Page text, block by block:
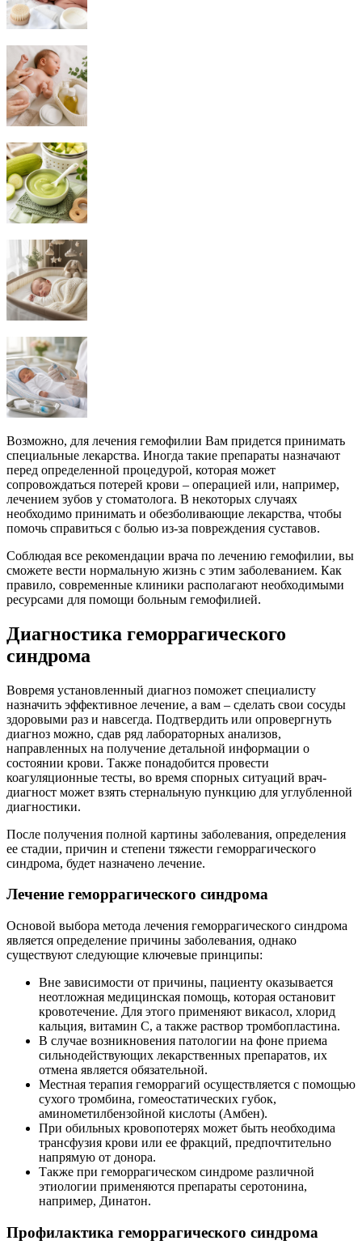
Возможно, для лечения гемофилии Вам придется принимать
специальные лекарства. Иногда такие препараты назначают
перед определенной процедурой, которая может
сопровождаться потерей крови – операцией или, например,
лечением зубов у стоматолога. В некоторых случаях
необходимо принимать и обезболивающие лекарства, чтобы
помочь справиться с болью из-за повреждения суставов.
Соблюдая все рекомендации врача по лечению гемофилии, вы
сможете вести нормальную жизнь с этим заболеванием. Как
правило, современные клиники располагают необходимыми
ресурсами для помощи больным гемофилией.
Диагностика геморрагического
синдрома
Вовремя установленный диагноз поможет специалисту
назначить эффективное лечение, а вам – сделать свои сосуды
здоровыми раз и навсегда. Подтвердить или опровергнуть
диагноз можно, сдав ряд лабораторных анализов,
направленных на получение детальной информации о
состоянии крови. Также понадобится провести
коагуляционные тесты, во время спорных ситуаций врач-
диагност может взять стернальную пункцию для углубленной
диагностики.
После получения полной картины заболевания, определения
ее стадии, причин и степени тяжести геморрагического
синдрома, будет назначено лечение.
Лечение геморрагического синдрома
Основой выбора метода лечения геморрагического синдрома
является определение причины заболевания, однако
существуют следующие ключевые принципы:
Вне зависимости от причины, пациенту оказывается
неотложная медицинская помощь, которая остановит
кровотечение. Для этого применяют викасол, хлорид
кальция, витамин С, а также раствор тромбопластина.
В случае возникновения патологии на фоне приема
сильнодействующих лекарственных препаратов, их
отмена является обязательной.
Местная терапия геморрагий осуществляется с помощью
сухого тромбина, гомеостатических губок,
аминометилбензойной кислоты (Амбен).
При обильных кровопотерях может быть необходима
трансфузия крови или ее фракций, предпочтительно
напрямую от донора.
Также при геморрагическом синдроме различной
этиологии применяются препараты серотонина,
например, Динатон.
Профилактика геморрагического синдрома